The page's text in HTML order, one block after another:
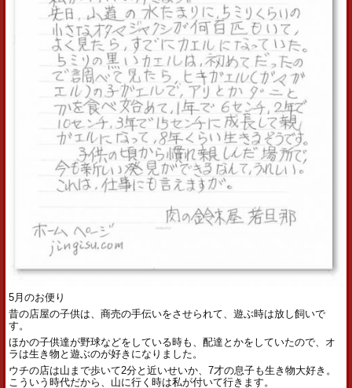
5月のお便り
昔の店屋の子供は、商売の手伝いをさせられて、遊ぶ時は放し飼いで
す。
ほかの子供達が野球などをしている時も、配達とかをしていたので、オ
ラは生き物と遊ぶのが好きになりました。
ウチの店は山まで歩いて2分と近いせいか、7才の息子も生き物大好き。
こういう時代だから、山に行く時は私が付いて行きます。